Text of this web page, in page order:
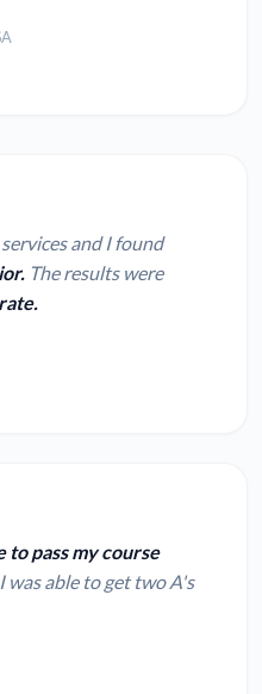
and I found
The results were
to pass my course
I was able to get two A's